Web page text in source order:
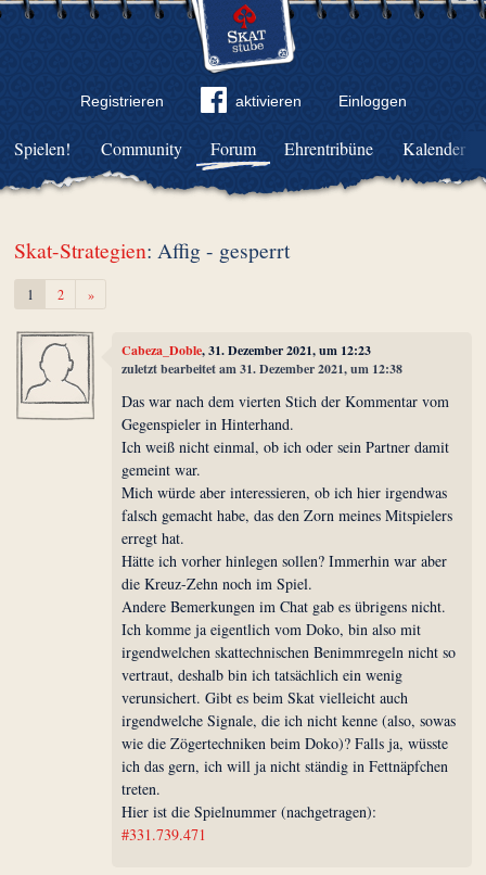
Registrieren aktivieren Einloggen
Community Forum Ehrentribüne Kalender
Spielen!
Skat-Strategien: Affig - gesperrt
1 2 »Weiter
Cabeza_Doble, 31. Dezember 2021, um 12:23
zuletzt bearbeitet am 31. Dezember 2021, um 12:38
Das war nach dem vierten Stich der Kommentar vom
Gegenspieler in Hinterhand.
Ich weiß nicht einmal, ob ich oder sein Partner damit
gemeint war.
Mich würde aber interessieren, ob ich hier irgendwas
falsch gemacht habe, das den Zorn meines Mitspielers
erregt hat.
Hätte ich vorher hinlegen sollen? Immerhin war aber
die Kreuz-Zehn noch im Spiel.
Andere Bemerkungen im Chat gab es übrigens nicht.
Ich komme ja eigentlich vom Doko, bin also mit
irgendwelchen skattechnischen Benimmregeln nicht so
vertraut, deshalb bin ich tatsächlich ein wenig
verunsichert. Gibt es beim Skat vielleicht auch
irgendwelche Signale, die ich nicht kenne (also, sowas
wie die Zögertechniken beim Doko)? Falls ja, wüsste
ich das gern, ich will ja nicht ständig in Fettnäpfchen
treten.
Hier ist die Spielnummer (nachgetragen):
#331.739.471